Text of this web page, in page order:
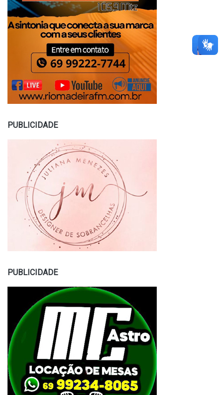
PUBLICIDADE
PUBLICIDADE